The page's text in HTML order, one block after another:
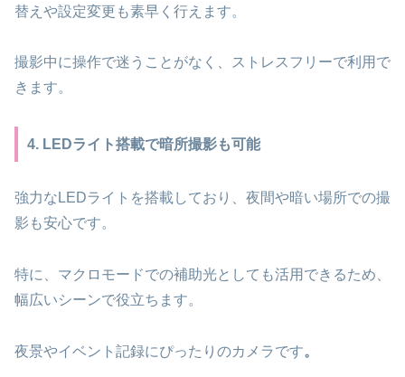
替えや設定変更も素早く行えます。
撮影中に操作で迷うことがなく、ストレスフリーで利用で
きます。
4. LEDライト搭載で暗所撮影も可能
強力なLEDライトを搭載しており、夜間や暗い場所での撮
影も安心です。
特に、マクロモードでの補助光としても活用できるため、
幅広いシーンで役立ちます。
夜景やイベント記録にぴったりのカメラです。